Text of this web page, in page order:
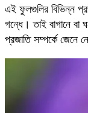
এই ফুলগুলির বিভিন্ন
গন্ধে। তাই বাগানে বা
প্রজাতি সম্পর্কে জেনে